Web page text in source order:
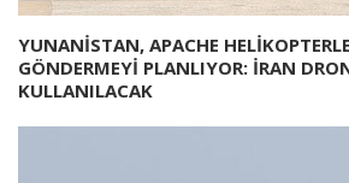
YUNANİSTAN, APACHE
GÖNDERMEYİ PLANLIYOR: İRAN
KULLANILACAK